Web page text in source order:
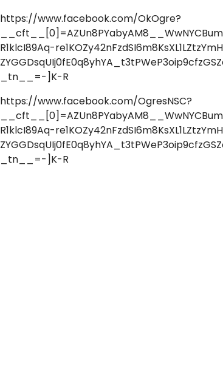
https://www.facebook.com/OkOgre?
R1klcI89Aq-
_tn__=-]K-R
https://www.facebook.com/OgresNSC?
R1klcI89Aq-
_tn__=-]K-R